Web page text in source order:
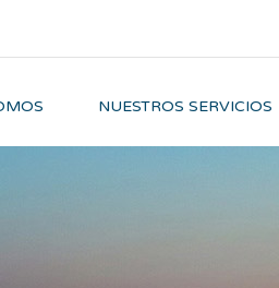
NUESTROS SERVICIOS